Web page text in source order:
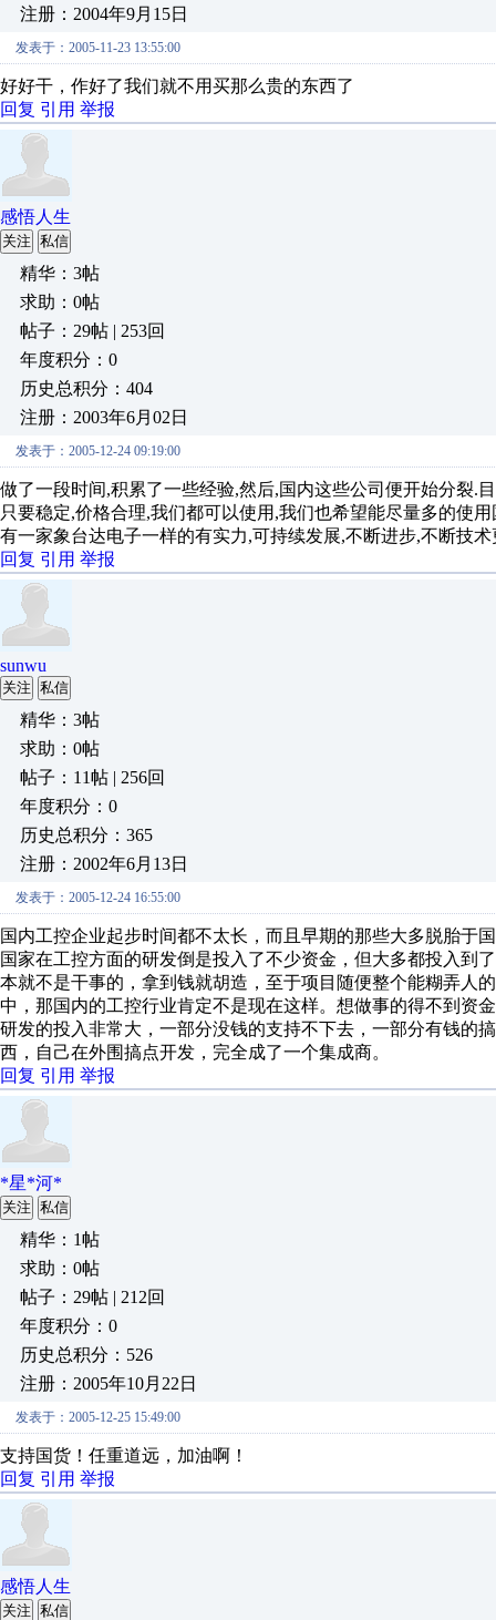
注册：2004年9月15日
发表于：2005-11-23 13:55:00
好好干，作好了我们就不用买那么贵的东西了
回复 引用 举报
感悟人生
关注 私信
精华：3帖
求助：0帖
帖子：29帖 | 253回
年度积分：0
历史总积分：404
注册：2003年6月02日
发表于：2005-12-24 09:19:00
做了一段时间,积累了一些经验,然后,国内这些公司便开始分裂.
只要稳定,价格合理,我们都可以使用,我们也希望能尽量多的使
有一家象台达电子一样的有实力,可持续发展,不断进步,不断技术
回复 引用 举报
sunwu
关注 私信
精华：3帖
求助：0帖
帖子：11帖 | 256回
年度积分：0
历史总积分：365
注册：2002年6月13日
发表于：2005-12-24 16:55:00
国内工控企业起步时间都不太长，而且早期的那些大多脱胎于
国家在工控方面的研发倒是投入了不少资金，但大多都投入到
本就不是干事的，拿到钱就胡造，至于项目随便整个能糊弄人
中，那国内的工控行业肯定不是现在这样。想做事的得不到资
研发的投入非常大，一部分没钱的支持不下去，一部分有钱的
西，自己在外围搞点开发，完全成了一个集成商。
回复 引用 举报
*星*河*
关注 私信
精华：1帖
求助：0帖
帖子：29帖 | 212回
年度积分：0
历史总积分：526
注册：2005年10月22日
发表于：2005-12-25 15:49:00
支持国货！任重道远，加油啊！
回复 引用 举报
感悟人生
关注 私信